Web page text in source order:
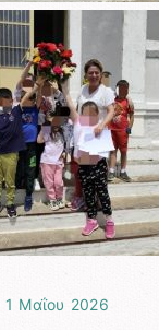
1 Μαΐου 2026